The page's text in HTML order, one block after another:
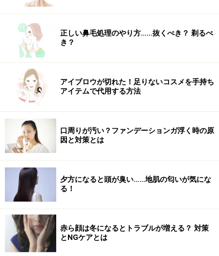
【編集部おすすめの購入サイト】
Amazonで人気のヘアケア用品をチェック！
楽天市場で人気のヘアケア用品をチェック！
正しい鼻毛処理のやり方……抜くべき？ 剃るべ
き？
アイブロウが切れた！足りないコスメを手持ち
アイテムで代用する方法
口周りが汚い？ファンデーションガ浮く時の原
因と対策とは
夕方になると頭が臭い……地肌の匂いが気にな
る！
赤ら顔は冬になるとトラブルが増える？ 対策
とNGケアとは